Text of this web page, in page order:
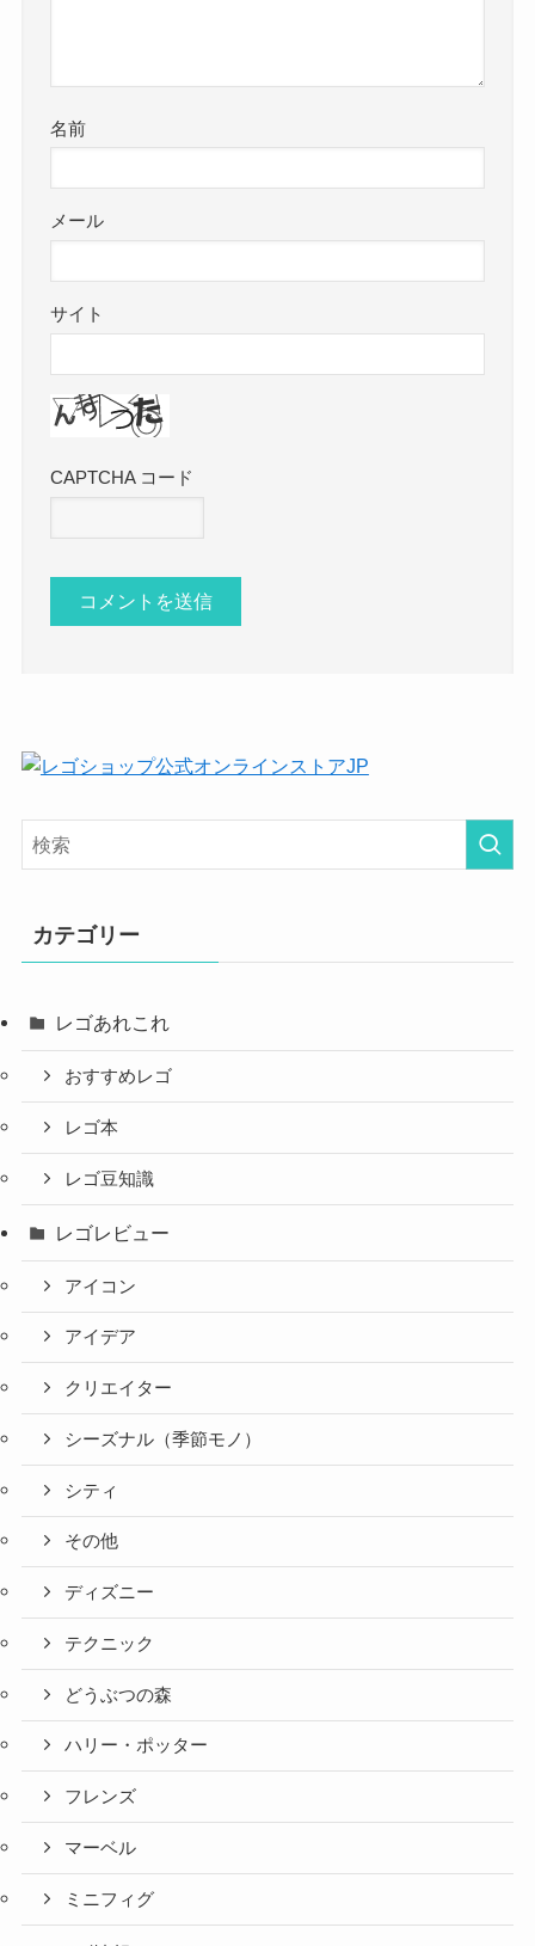
名前
メール
サイト
CAPTCHA コード
カテゴリー
レゴあれこれ
おすすめレゴ
レゴ本
レゴ豆知識
レゴレビュー
アイコン
アイデア
クリエイター
シーズナル（季節モノ）
シティ
その他
ディズニー
テクニック
どうぶつの森
ハリー・ポッター
フレンズ
マーベル
ミニフィグ